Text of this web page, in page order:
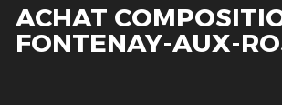
ACHAT
FONTENAY-AUX-